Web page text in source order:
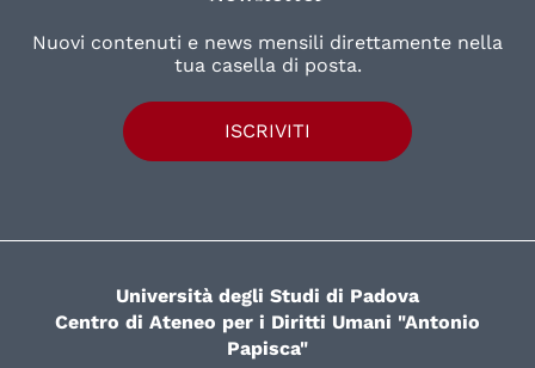
Nuovi contenuti e news mensili direttamente nella
tua casella di posta.
ISCRIVITI
Università degli Studi di Padova
Centro di Ateneo per i Diritti Umani "Antonio
Papisca"